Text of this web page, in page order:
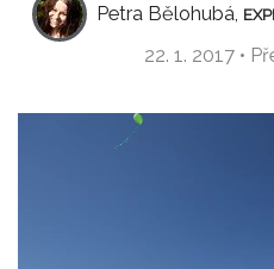
Petra Bělohubá,
22. 1. 2017 •